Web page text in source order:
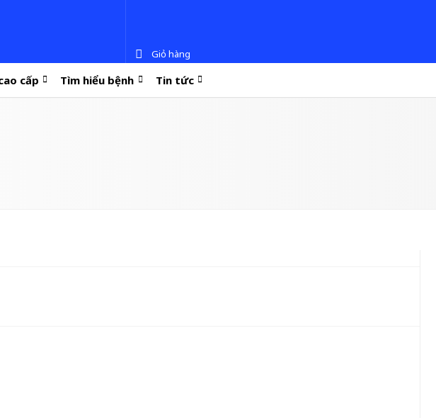
Giỏ hàng
cấp Tìm hiểu bệnh Tin tức